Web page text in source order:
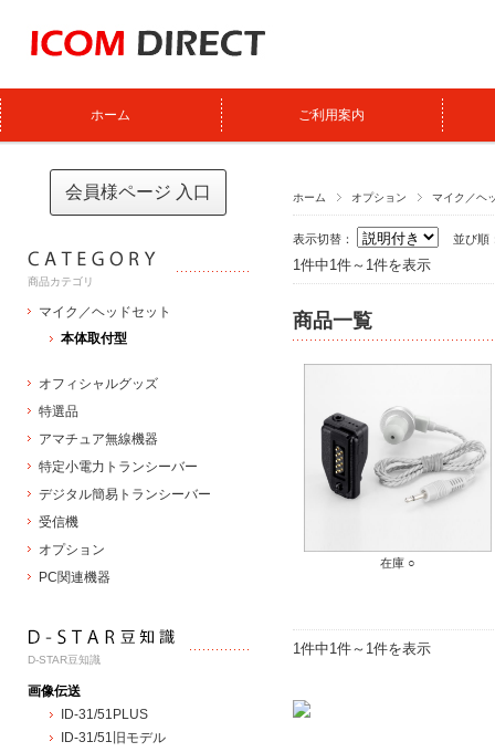
ホーム ご利用案内
ホーム オプション マイク／ヘ
表示切替： 並び順
1件中1件～1件を表示
商品一覧
在庫 ○
1件中1件～1件を表示
会員様ページ 入口
商品カテゴリ
マイク／ヘッドセット
本体取付型
オフィシャルグッズ
特選品
アマチュア無線機器
特定小電力トランシーバー
デジタル簡易トランシーバー
受信機
オプション
PC関連機器
D-STAR豆知識
画像伝送
ID-31/51PLUS
ID-31/51旧モデル